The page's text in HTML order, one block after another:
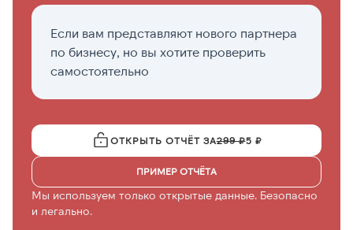
Если вам представляют нового партнера
по бизнесу, но вы хотите проверить
самостоятельно
ОТКРЫТЬ ОТЧЁТ ЗА299 ₽5 ₽
ПРИМЕР ОТЧЁТА
Мы используем только открытые данные. Безопасно
и легально.